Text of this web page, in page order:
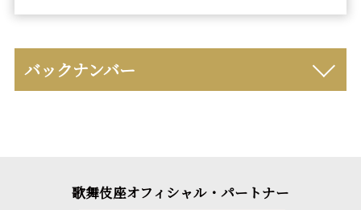
バックナンバー
歌舞伎座オフィシャル・パートナー